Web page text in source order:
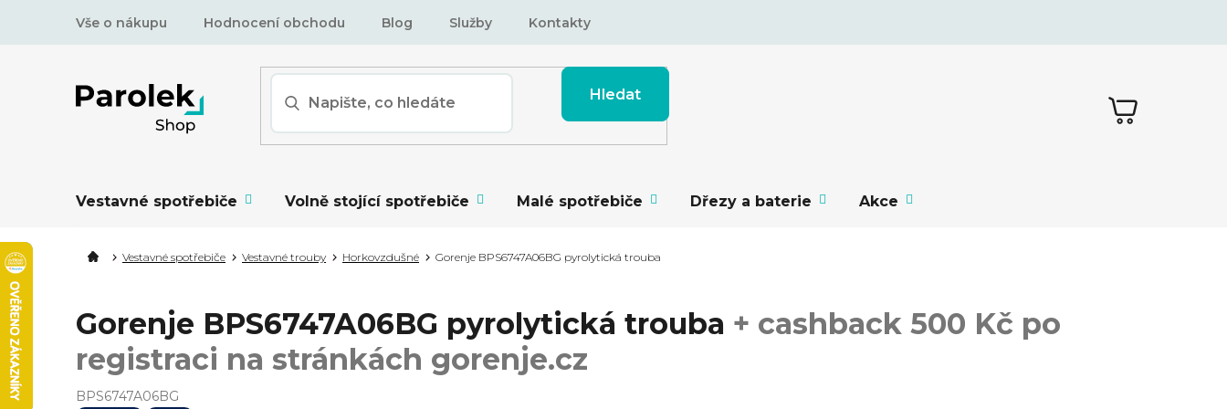
Vše o nákupu Hodnocení obchodu Blog Služby Kontakty
Hledat
NÁKUPNÍ
KOŠÍK
Vestavné spotřebiče Volně stojící spotřebiče Malé spotřebiče Dřezy a baterie Akce
Vestavné spotřebiče Vestavné trouby Horkovzdušné Gorenje BPS6747A06BG pyrolytická trouba
Gorenje BPS6747A06BG pyrolytická trouba + cashback 500 Kč po
registraci na stránkách gorenje.cz
BPS6747A06BG